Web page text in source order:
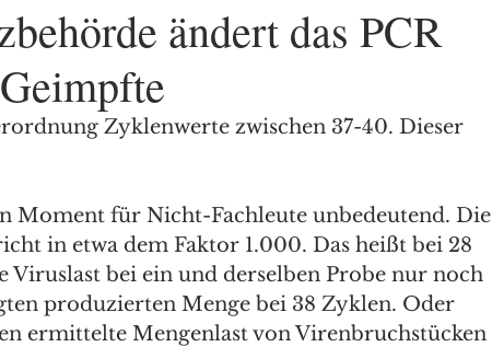
ändert das PCR
Zyklenwerte zwischen 37-40. Dieser
Moment für Nicht-Fachleute unbedeutend. Die
in etwa dem Faktor 1.000. Das heißt bei 28
bei ein und derselben Probe nur noch
produzierten Menge bei 38 Zyklen. Oder
ermittelte Mengenlast von Virenbruchstücken